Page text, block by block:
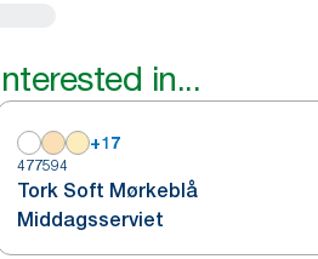
in...
+17
477594
Tork Soft Mørkeblå
Middagsserviet